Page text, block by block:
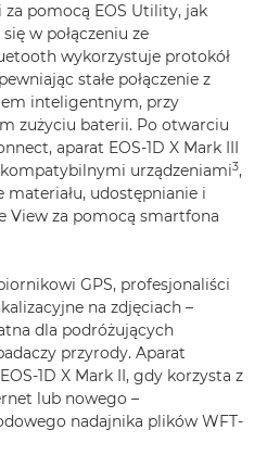
pomocą EOS Utility, jak
w połączeniu ze
wykorzystuje protokół
stałe połączenie z
inteligentnym, przy
zużyciu baterii. Po otwarciu
aparat EOS-1D X Mark III
urządzeniami3,
udostępnianie i
View za pomocą smartfona
GPS, profesjonaliści
na zdjęciach –
dla podróżujących
przyrody. Aparat
1D X Mark II, gdy korzysta z
lub nowego –
nadajnika plików WFT-